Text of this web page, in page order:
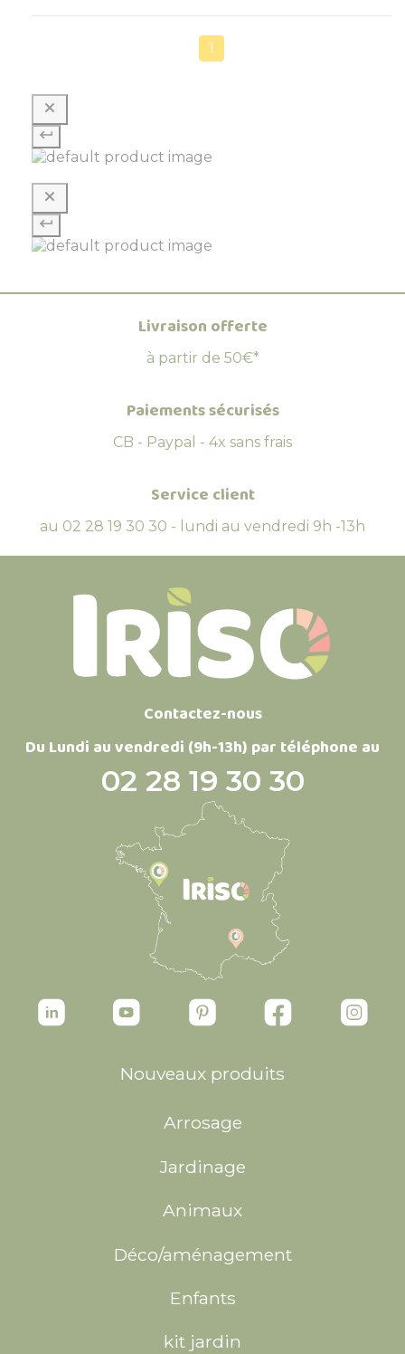
1
Livraison offerte
à partir de 50€*
Paiements sécurisés
CB - Paypal - 4x sans frais
Service client
au 02 28 19 30 30 - lundi au vendredi 9h -13h
Contactez-nous
Du Lundi au vendredi (9h-13h) par téléphone au
02 28 19 30 30
Nouveaux produits
Arrosage
Jardinage
Animaux
Déco/aménagement
Enfants
kit jardin